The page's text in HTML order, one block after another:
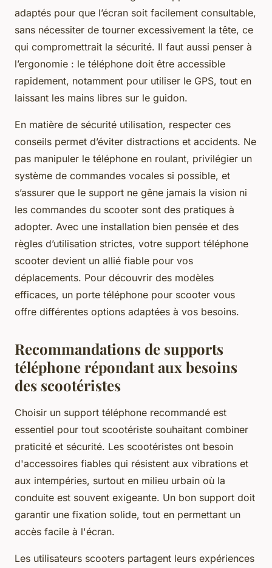
adaptés pour que l’écran soit facilement consultable,
sans nécessiter de tourner excessivement la tête, ce
qui compromettrait la sécurité. Il faut aussi penser à
l’ergonomie : le téléphone doit être accessible
rapidement, notamment pour utiliser le GPS, tout en
laissant les mains libres sur le guidon.
En matière de sécurité utilisation, respecter ces
conseils permet d’éviter distractions et accidents. Ne
pas manipuler le téléphone en roulant, privilégier un
système de commandes vocales si possible, et
s’assurer que le support ne gêne jamais la vision ni
les commandes du scooter sont des pratiques à
adopter. Avec une installation bien pensée et des
règles d’utilisation strictes, votre support téléphone
scooter devient un allié fiable pour vos
déplacements. Pour découvrir des modèles
efficaces, un porte téléphone pour scooter vous
offre différentes options adaptées à vos besoins.
Recommandations de supports
téléphone répondant aux besoins
des scootéristes
Choisir un support téléphone recommandé est
essentiel pour tout scootériste souhaitant combiner
praticité et sécurité. Les scootéristes ont besoin
d'accessoires fiables qui résistent aux vibrations et
aux intempéries, surtout en milieu urbain où la
conduite est souvent exigeante. Un bon support doit
garantir une fixation solide, tout en permettant un
accès facile à l'écran.
Les utilisateurs scooters partagent leurs expériences